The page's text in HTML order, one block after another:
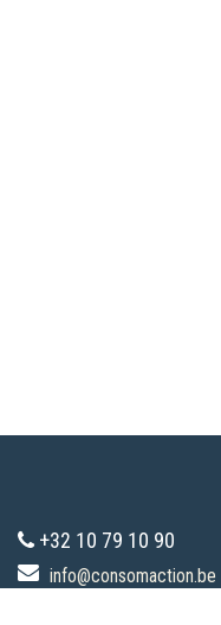
+32 10 79 10 90
info@consomaction.be